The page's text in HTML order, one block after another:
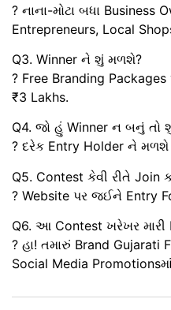
? નાના-મોટા બધા Business
Entrepreneurs, Local
Q3. Winner ને શું મળશે?
? Free Branding
₹3 Lakhs.
Q4. જો હું Winner ન બનું તો
? દરેક Entry Holder ને મળશે
Q5. Contest કેવી રીતે Join
? Website પર જઈને Entry
Q6. આ Contest ખરેખર મારી
? હા! તમારું Brand Gujarati
Social Media